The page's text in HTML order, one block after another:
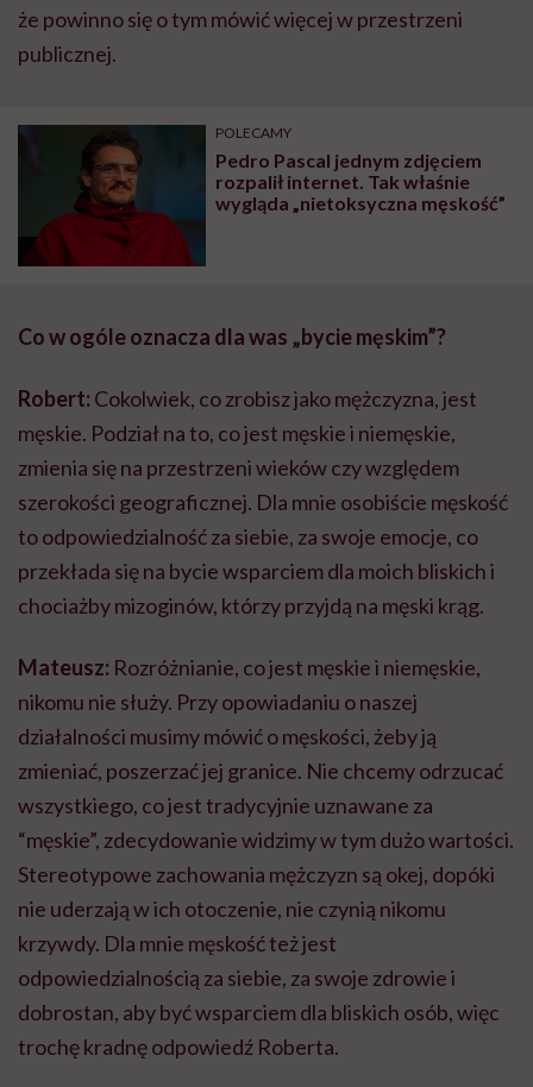
że powinno się o tym mówić więcej w przestrzeni
publicznej.
POLECAMY
Pedro Pascal jednym zdjęciem
rozpalił internet. Tak właśnie
wygląda „nietoksyczna męskość”
Co w ogóle oznacza dla was „bycie męskim”?
Robert: Cokolwiek, co zrobisz jako mężczyzna, jest
męskie. Podział na to, co jest męskie i niemęskie,
zmienia się na przestrzeni wieków czy względem
szerokości geograficznej. Dla mnie osobiście męskość
to odpowiedzialność za siebie, za swoje emocje, co
przekłada się na bycie wsparciem dla moich bliskich i
chociażby mizoginów, którzy przyjdą na męski krąg.
Mateusz: Rozróżnianie, co jest męskie i niemęskie,
nikomu nie służy. Przy opowiadaniu o naszej
działalności musimy mówić o męskości, żeby ją
zmieniać, poszerzać jej granice. Nie chcemy odrzucać
wszystkiego, co jest tradycyjnie uznawane za
“męskie”, zdecydowanie widzimy w tym dużo wartości.
Stereotypowe zachowania mężczyzn są okej, dopóki
nie uderzają w ich otoczenie, nie czynią nikomu
krzywdy. Dla mnie męskość też jest
odpowiedzialnością za siebie, za swoje zdrowie i
dobrostan, aby być wsparciem dla bliskich osób, więc
trochę kradnę odpowiedź Roberta.